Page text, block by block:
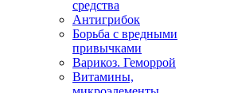
средства
Антигрибок
Борьба с вредными
привычками
Варикоз. Геморрой
Витамины,